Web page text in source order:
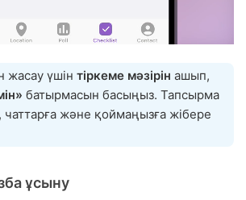
жасау үшін тіркеме мәзірін ашып,
батырмасын басыңыз. Тапсырма
чаттарға және қоймаңызға жібере
ұсыну